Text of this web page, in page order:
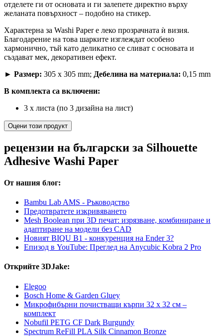
отделете ги от основата и ги залепете директно върху
желаната повърхност – подобно на стикер.
Характерна за Washi Paper е леко прозрачната ѝ визия.
Благодарение на това шарките изглеждат особено
хармонично, тъй като деликатно се сливат с основата и
създават мек, декоративен ефект.
► Размер: 305 x 305 mm; Дебелина на материала: 0,15 mm
В комплекта са включени:
3 x листа (по 3 дизайна на лист)
Оцени този продукт
рецензии на български за Silhouette
Adhesive Washi Paper
От нашия блог:
Bambu Lab AMS - Ръководство
Предотвратете изкривяването
Mesh Boolean при 3D печат: изрязване, комбиниране и
адаптиране на модели без CAD
Новият BIQU B1 - конкуренция на Ender 3?
Епизод в YouTube: Преглед на Anycubic Kobra 2 Pro
Открийте 3DJake:
Elegoo
Bosch Home & Garden Gluey
Микрофибърни почистващи кърпи 32 x 32 см –
комплект
Nobufil PETG CF Dark Burgundy
Spectrum ReFill PLA Silk Cinnamon Bronze